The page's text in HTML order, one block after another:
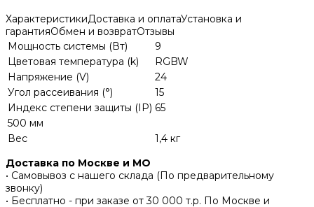
ХарактеристикиДоставка и оплатаУстановка и
гарантияОбмен и возвратОтзывы
Мощность системы (Вт)
9
Цветовая температура (k)
RGBW
Напряжение (V)
24
Угол рассеивания (°)
15
Индекс степени защиты (IP) 65
500 мм
Вес
1,4 кг
Доставка по Москве и МО
• Самовывоз с нашего склада (По предварительному
звонку)
• Бесплатно - при заказе от 30 000 т.р. По Москве и